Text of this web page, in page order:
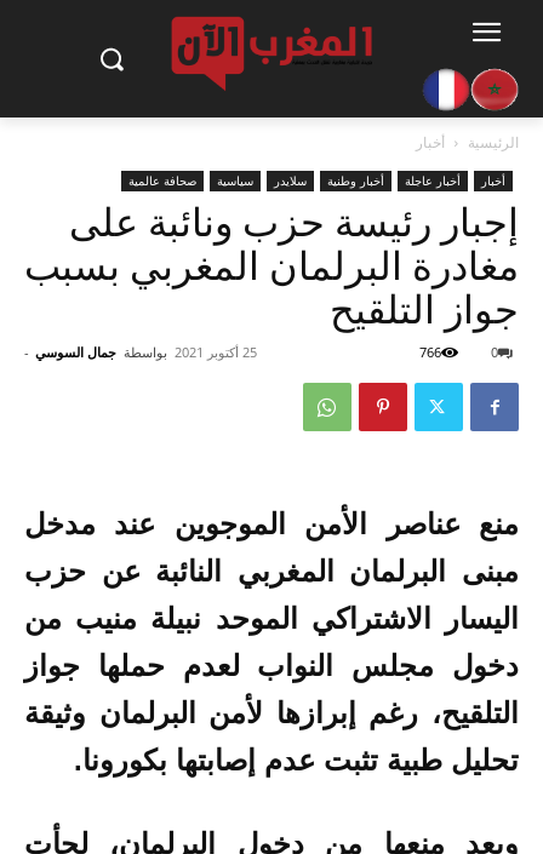
الرئيسية أخبار
أخبار أخبار عاجلة أخبار وطنية سلايدر سياسية صحافة عالمية
إجبار رئيسة حزب ونائبة على
مغادرة البرلمان المغربي بسبب
جواز التلقيح
بواسطة جمال السوسي - 25 أكتوبر 2021 0
766
منع عناصر الأمن الموجوين عند مدخل
مبنى البرلمان المغربي
النائبة عن حزب
اليسار الاشتراكي الموحد نبيلة منيب من
دخول مجلس النواب لعدم حملها جواز
التلقيح، رغم إبرازها لأمن البرلمان وثيقة
تحليل طبية تثبت عدم إصابتها بكورونا.
وبعد منعها من دخول البرلمان، لجأت